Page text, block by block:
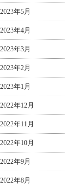
2023年5月
2023年4月
2023年3月
2023年2月
2023年1月
2022年12月
2022年11月
2022年10月
2022年9月
2022年8月